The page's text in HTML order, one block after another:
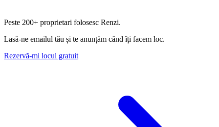
Peste 200+ proprietari folosesc Renzi.
Lasă-ne emailul tău și te anunțăm când îți facem loc.
Rezervă-mi locul gratuit